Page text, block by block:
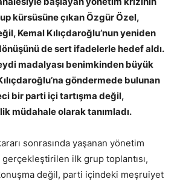
kürsüsüne çıkan Özgür Özel,
Kemal Kılıçdaroğlu’nun yeniden
de sert ifadelerle hedef aldı.
madalyası benimkinden büyük
göndermede bulunan
bir parti içi tartışma değil,
müdahale olarak tanımladı.
sonrasında yaşanan yönetim
ilk grup toplantısı,
değil, parti içindeki meşruiyet